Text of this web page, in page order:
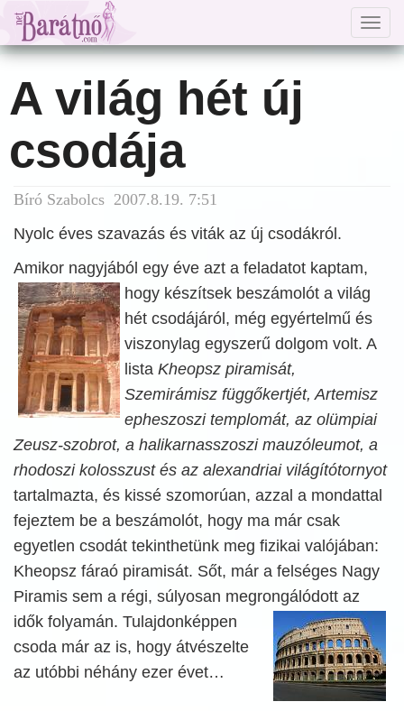
A világ hét új
csodája
Bíró Szabolcs 2007.8.19. 7:51
Nyolc éves szavazás és viták az új csodákról.
Amikor nagyjából egy éve azt a feladatot kaptam,
hogy készítsek beszámolót a világ
hét csodájáról, még egyértelmű és
viszonylag egyszerű dolgom volt. A
lista Kheopsz piramisát,
Szemirámisz függőkertjét, Artemisz
epheszoszi templomát, az olümpiai
Zeusz-szobrot, a halikarnasszoszi mauzóleumot, a
rhodoszi kolosszust és az alexandriai világítótornyot
tartalmazta, és kissé szomorúan, azzal a mondattal
fejeztem be a beszámolót, hogy ma már csak
egyetlen csodát tekinthetünk meg fizikai valójában:
Kheopsz fáraó piramisát. Sőt, már a felséges Nagy
Piramis sem a régi, súlyosan megrongálódott az
idők folyamán. Tulajdonképpen
csoda már az is, hogy átvészelte
az utóbbi néhány ezer évet…